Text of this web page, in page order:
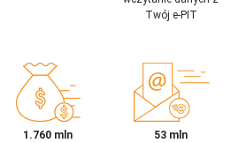
Twój e-PIT
1.760 mln
53 mln